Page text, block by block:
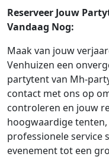
Reserveer Jouw
Vandaag Nog:
Maak van jouw
Venhuizen een
partytent van Mh-
contact met ons op
controleren en jouw
hoogwaardige
professionele service
evenement tot een